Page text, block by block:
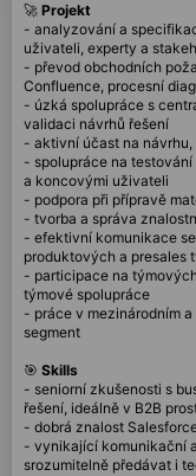
🚀 Projekt
- analyzování a
uživateli, experty a
- převod obchodních
Confluence, procesní
- úzká spolupráce s
validaci návrhů řešení
- aktivní účast na
- spolupráce na
a koncovými uživateli
- podpora při přípravě
- tvorba a správa
- efektivní komunikace
produktových a presales
- participace na
týmové spolupráce
- práce v mezinárodním
segment
🎯 Skills
- seniorní zkušenosti s
řešení, ideálně v B2B
- dobrá znalost
- vynikající komunikační
srozumitelně předávat i